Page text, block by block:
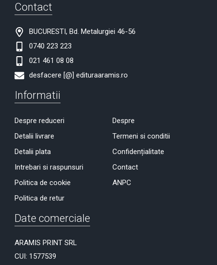
Contact
BUCURESTI, Bd. Metalurgiei 46-56
0740 223 223
021 461 08 08
desfacere [@] edituraaramis.ro
Informatii
Despre reduceri
Detalii livrare
Detalii plata
Intrebari si raspunsuri
Politica de cookie
Politica de retur
Despre
Termeni si conditii
Confidențialitate
Contact
ANPC
Date comerciale
ARAMIS PRINT SRL
CUI: 1577539